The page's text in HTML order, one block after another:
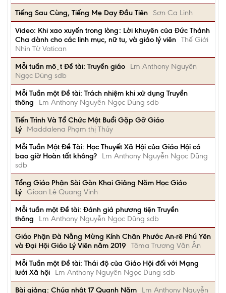
Tiếng Sau Cùng, Tiếng Mẹ Dạy Đầu Tiên
Sơn Ca Linh
Video: Khi xao xuyến trong lòng: Lời khuyên của Đức Thánh
Cha dành cho các linh mục, nữ tu, và giáo lý viên Thế Giới
Nhìn Từ Vatican
Mỗi tuần một Đề tài: Truyền giáo
Lm Anthony Nguyễn
Ngọc Dũng sdb
Mỗi Tuần một Đề tài: Trách nhiệm khi xử dụng Truyền
thông
Lm Anthony Nguyễn Ngọc Dũng sdb
Tiến Trình Và Tổ Chức Một Buổi Gặp Gỡ Giáo
Lý
Maddalena Phạm thị Thúy
Mỗi Tuần Một Đề Tài: Học Thuyết Xã Hội của Giáo Hội có
bao giờ Hoàn tất không?
Lm Anthony Nguyễn Ngọc Dũng
sdb
Tổng Giáo Phận Sài Gòn Khai Giảng Năm Học Giáo
Lý Gioan Lê Quang Vinh
Mỗi tuần một Đề tài: Đánh giá phương tiện Truyền
thông
Lm Anthony Nguyễn Ngọc Dũng sdb
Giáo Phận Đà Nẵng Mừng Kính Chân Phước An-rê Phú Yên
và Đại Hội Giáo Lý Viên năm 2019
Tôma Trương Văn Ân
Mỗi Tuần một Đề tài: Thái độ của Giáo Hội đối với Mạng
lưới Xã hội
Lm Anthony Nguyễn Ngọc Dũng sdb
Bài giảng: Chúa nhật 17 Quanh Năm
Lm Anthony Nguyễn